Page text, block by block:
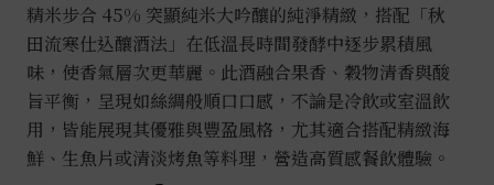
精米步合 45% 突顯純米大吟釀的純淨精緻，搭配「秋
田流寒仕込釀酒法」在低溫長時間發酵中逐步累積風
味，使香氣層次更華麗。此酒融合果香、穀物清香與酸
旨平衡，呈現如絲綢般順口口感，不論是冷飲或室溫飲
用，皆能展現其優雅與豐盈風格，尤其適合搭配精緻海
鮮、生魚片或清淡烤魚等料理，營造高質感餐飲體驗。